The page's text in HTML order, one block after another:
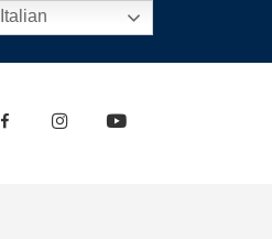
FACEBOOKINSTAGRAMYOUTUBE
Italian